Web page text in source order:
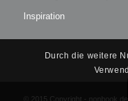
Inspiration
© 2015 Copyright -
Durch die weitere